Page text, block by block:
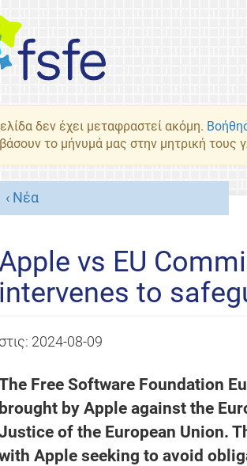
δεν έχει μεταφραστεί ακόμη.
το μήνυμά μας στην μητρική τους
Νέα
vs EU
intervenes to
2024-08-09
Free Software Foundation
brought by Apple against the
of the European Union.
Apple seeking to avoid